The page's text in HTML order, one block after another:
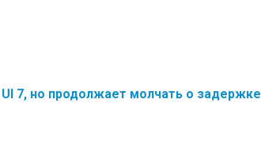
7, но продолжает молчать о задержке